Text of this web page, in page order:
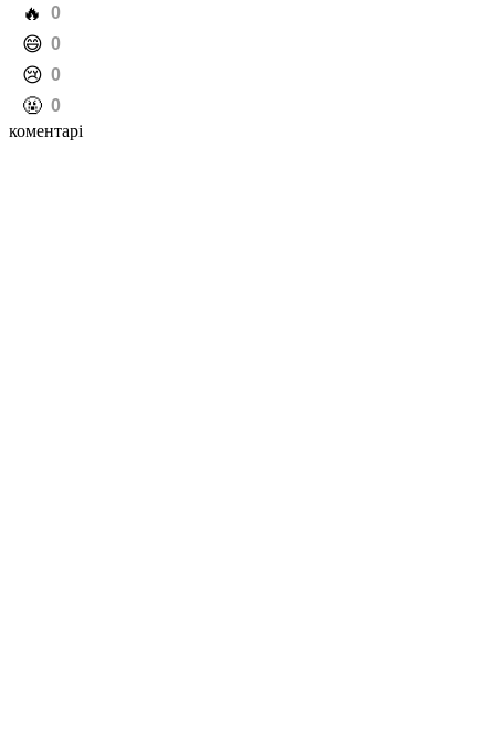
️🔥 0
️😄 0
️😢 0
️🤬 0
коментарі